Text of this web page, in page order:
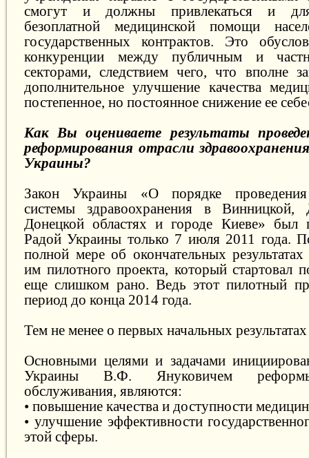
смогут и должны привлекаться и для
безоплатной медицинской помощи
государственных контрактов. Это
конкуренции между публичным и
секторами, следствием чего, что вполне
дополнительное улучшение качества
постепенное, но постоянное снижение ее
Как Вы оцениваете результаты
реформирования отрасли
Украины?
Закон Украины «О порядке проведения
системы здравоохранения в Винницкой,
Донецкой областях и городе Киеве» был
Радой Украины только 7 июля 2011 года.
полной мере об окончательных
им пилотного проекта, который стартовал
еще слишком рано. Ведь этот пилотный
период до конца 2014 года.
Тем не менее о первых начальных
Основными целями и задачами
Украины В.Ф. Януковичем реформы
обслуживания, являются:
• повышение качества и доступности
• улучшение эффективности
этой сферы.